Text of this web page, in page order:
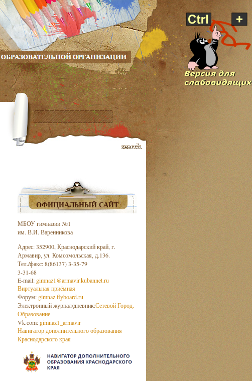
ОФИЦИАЛЬНЫЙ САЙТ
МБОУ гимназии №1
им. В.И. Варенникова
Адрес: 352900, Краснодарский край, г.
Армавир, ул. Комсомольская, д.136.
Тел./факс: 8(86137) 3-35-79
3-31-68
E-mail: gimnaz1@armavir.kubannet.ru
Виртуальная приёмная
Форум: gimnaz.flyboard.ru
Электронный журнал/дневник:Сетевой Город.
Образование
Vk.com: gimnaz1_armavir
Навигатор дополнительного образования
Краснодарского края